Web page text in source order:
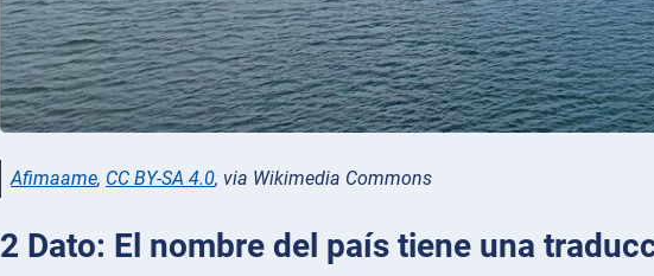
Afimaame, CC BY-SA 4.0, via Wikimedia Commons
2 Dato: El nombre del país tiene una